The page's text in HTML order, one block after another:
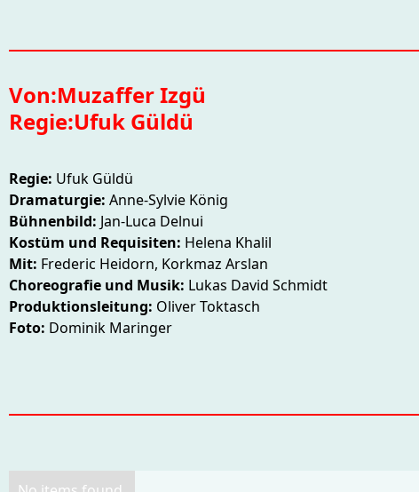
Von:Muzaffer Izgü
Regie:Ufuk Güldü
Regie: Ufuk Güldü
Dramaturgie: Anne-Sylvie König
Bühnenbild: Jan-Luca Delnui
Kostüm und Requisiten: Helena Khalil
Mit: Frederic Heidorn, Korkmaz Arslan
Choreografie und Musik: Lukas David Schmidt
Produktionsleitung: Oliver Toktasch
Foto: Dominik Maringer